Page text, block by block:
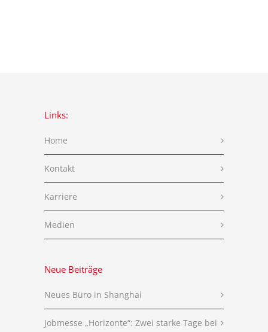
Links:
Home
Kontakt
Karriere
Medien
Neue Beiträge
Neues Büro in Shanghai
Jobmesse „Horizonte“: Zwei starke Tage bei